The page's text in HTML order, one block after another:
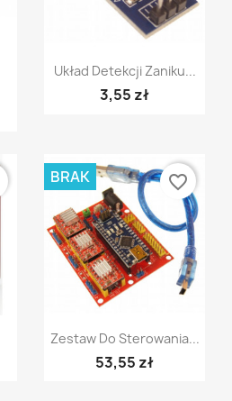
Szybki podgląd
Układ Detekcji Zaniku...
3,55 zł
Szybki podgląd
Zestaw Do Sterowania...
53,55 zł
BRAK favorite_border